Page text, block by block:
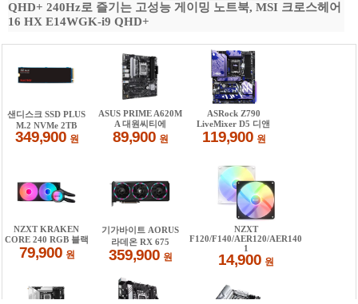
QHD+ 240Hz로 즐기는 고성능 게이밍 노트북, MSI 크로스헤어
16 HX E14WGK-i9 QHD+